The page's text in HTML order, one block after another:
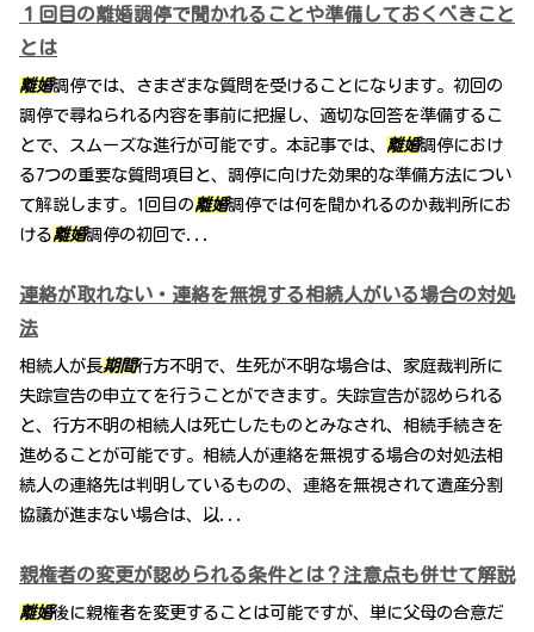
１回目の離婚調停で聞かれることや準備しておくべきこと
とは
離婚調停では、さまざまな質問を受けることになります。初回の
調停で尋ねられる内容を事前に把握し、適切な回答を準備するこ
とで、スムーズな進行が可能です。本記事では、 離婚調停におけ
る7つの重要な質問項目と、調停に向けた効果的な準備方法につい
て解説します。1回目の離婚調停では何を聞かれるのか裁判所にお
ける離婚調停の初回で...
連絡が取れない・連絡を無視する相続人がいる場合の対処
法
相続人が長期間行方不明で、生死が不明な場合は、家庭裁判所に
失踪宣告の申立てを行うことができます。失踪宣告が認められる
と、行方不明の相続人は死亡したものとみなされ、相続手続きを
進めることが可能です。相続人が連絡を無視する場合の対処法相
続人の連絡先は判明しているものの、連絡を無視されて遺産分割
協議が進まない場合は、以...
親権者の変更が認められる条件とは？注意点も併せて解説
離婚後に親権者を変更することは可能ですが、単に父母の合意だ